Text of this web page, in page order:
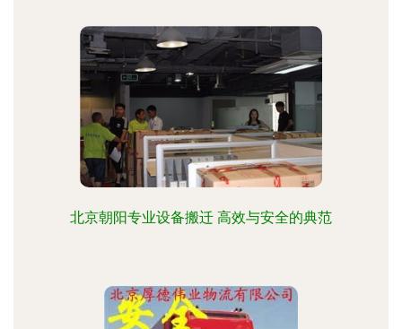
北京朝阳专业设备搬迁 高效与安全的典范